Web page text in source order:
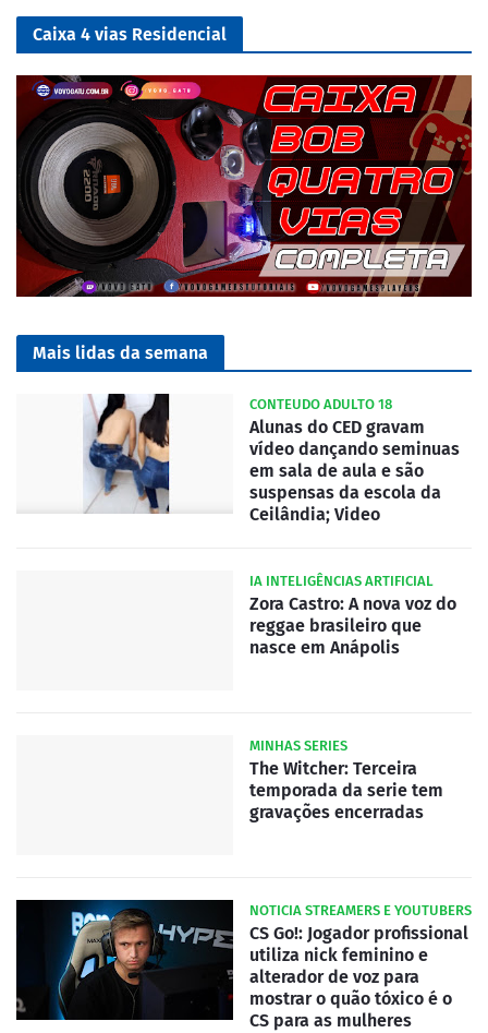
Caixa 4 vias Residencial
Mais lidas da semana
CONTEUDO ADULTO 18
Alunas do CED gravam
vídeo dançando seminuas
em sala de aula e são
suspensas da escola da
Ceilândia; Video
IA INTELIGÊNCIAS ARTIFICIAL
Zora Castro: A nova voz do
reggae brasileiro que
nasce em Anápolis
MINHAS SERIES
The Witcher: Terceira
temporada da serie tem
gravações encerradas
NOTICIA STREAMERS E YOUTUBERS
CS Go!: Jogador profissional
utiliza nick feminino e
alterador de voz para
mostrar o quão tóxico é o
CS para as mulheres